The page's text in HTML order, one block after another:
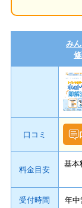
み
口コミ
料金目安
基本
受付時間 年